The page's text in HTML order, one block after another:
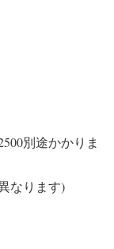
別途かかりま
なります)